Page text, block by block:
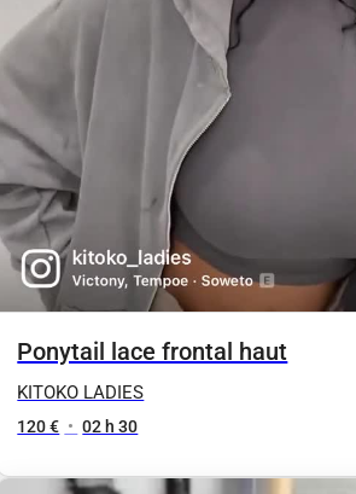
Ponytail lace frontal haut
KITOKO LADIES
120 € • 02 h 30